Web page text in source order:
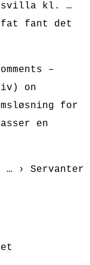
kl. …
fant det
–
on
for
en
› Servanter